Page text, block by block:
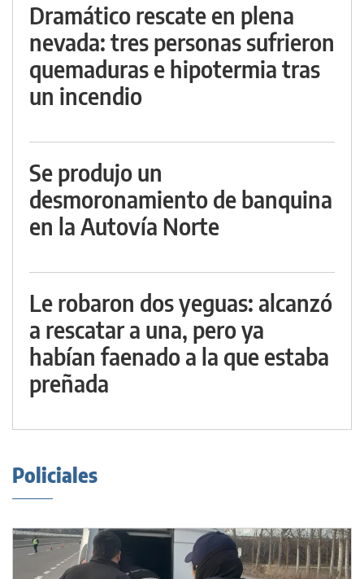
Dramático rescate en plena
nevada: tres personas sufrieron
quemaduras e hipotermia tras
un incendio
Se produjo un
desmoronamiento de banquina
en la Autovía Norte
Le robaron dos yeguas: alcanzó
a rescatar a una, pero ya
habían faenado a la que estaba
preñada
Policiales